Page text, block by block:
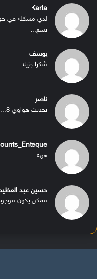
Karla
لدي مشكله في
تشغ...
يوسف
شكرا جزيلا...
ناصر
تحديث هواوي 8...
ههه...
حسين عبد
ممكن يكون